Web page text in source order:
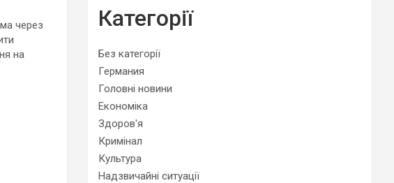
через
на
Категорії
Без категорії
Германия
Головні новини
Економіка
Здоров'я
Кримінал
Культура
Надзвичайні ситуації